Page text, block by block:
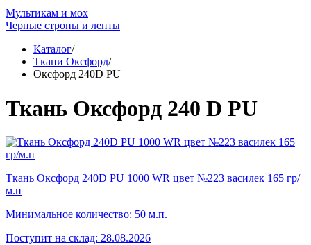
Мультикам и мох
Черные стропы и ленты
Каталог/
Ткани Оксфорд/
Оксфорд 240D PU
Ткань Оксфорд 240 D PU
Ткань Оксфорд 240D PU 1000 WR цвет №223 василек 165 гр/
м.п
Минимальное количество: 50 м.п.
Поступит на склад: 28.08.2026